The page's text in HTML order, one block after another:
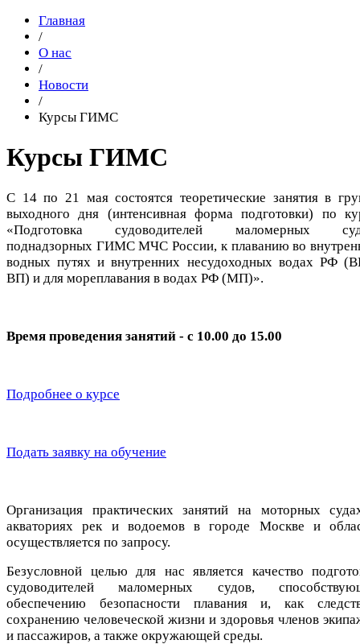
Главная
/
О нас
/
Новости
/
Курсы ГИМС
Курсы ГИМС
С 14 по 21 мая состоятся теоретические занятия в
выходного дня (интенсивная форма подготовки) по
«Подготовка судоводителей маломерных
поднадзорных ГИМС МЧС России, к плаванию во
водных путях и внутренних несудоходных водах РФ
ВП) и для мореплавания в водах РФ (МП)».
Время проведения занятий - с 10.00 до 15.00
Подробнее о курсе
Подать заявку на обучение
Организация практических занятий на моторных
акваториях рек и водоемов в городе Москве и
осуществляется по запросу.
Безусловной целью для нас является качество
судоводителей маломерных судов,
обеспечению безопасности плавания и, как
сохранению человеческой жизни и здоровья членов
и пассажиров, а также окружающей среды.